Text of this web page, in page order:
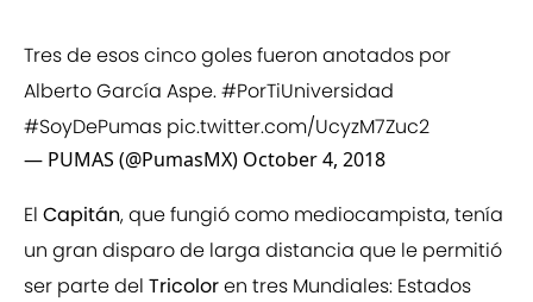
Tres de esos cinco goles fueron anotados por
Alberto García Aspe.#PorTiUniversidad
#SoyDePumas pic.twitter.com/UcyzM7Zuc2
— PUMAS (@PumasMX) October 4, 2018
El Capitán, que fungió como mediocampista, tenía
un gran disparo de larga distancia que le permitió
ser parte del Tricoloren tres Mundiales: Estados